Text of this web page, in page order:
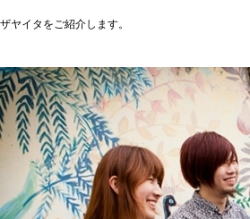
ヤイタをご紹介します。